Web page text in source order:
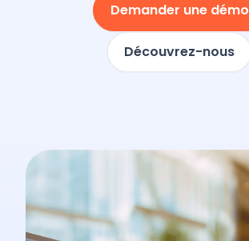
Demander une démo
Découvrez-nous